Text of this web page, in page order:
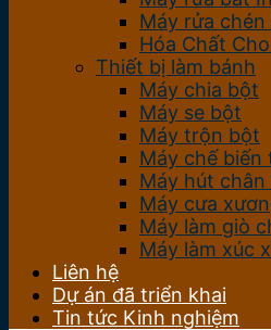
Máy rửa
Hóa Chất
Thiết bị làm bánh
Máy chia bột
Máy se bột
Máy trộn bột
Máy chế biến
Máy hút chân
Máy cưa
Máy làm giò
Máy làm xúc
Liên hệ
Dự án đã triển khai
Tin tức Kinh nghiệm